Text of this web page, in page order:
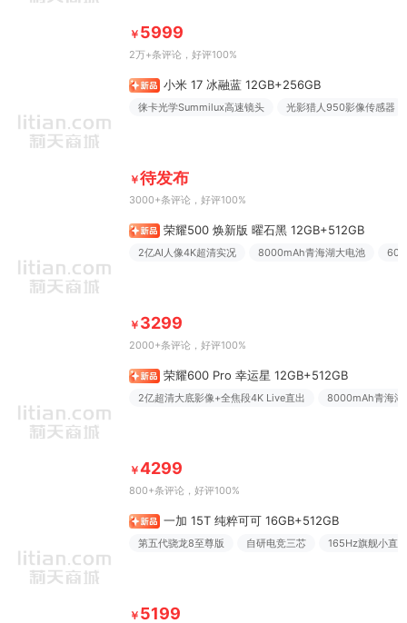
￥ 5999
2万+条评论 ，好评100%
小米 17 冰融蓝 12GB+256GB
徕卡光学Summilux高速镜头 光影猎人950影像传感器
￥待发布
3000+条评论 ，好评100%
荣耀500 焕新版 曜石黑 12GB+512GB
2亿AI人像4K超清实况 8000mAh青海湖大电池
￥ 3299
2000+条评论 ，好评100%
荣耀600 Pro 幸运星 12GB+512GB
2亿超清大底影像+全焦段4K Live直出 8000mAh青海湖
￥4299
800+条评论 ，好评100%
一加 15T 纯粹可可 16GB+512GB
第五代骁龙8至尊版 自研电竞三芯 165Hz旗舰小直屏
￥ 5199